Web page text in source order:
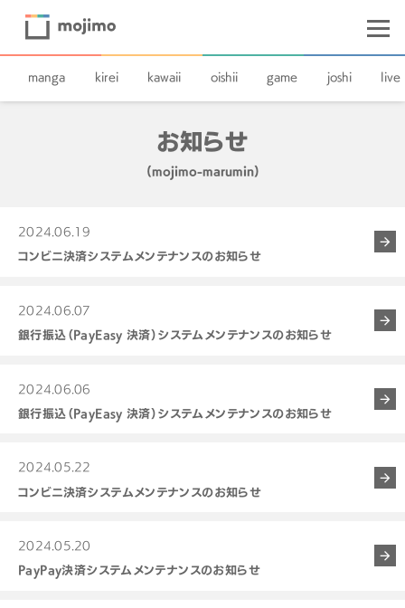
manga kirei kawaii oishii game joshi live
お知らせ
(mojimo-marumin)
2024.06.19
コンビニ決済システムメンテナンスのお知らせ
2024.06.07
銀行振込（PayEasy 決済）システムメンテナンスのお知らせ
2024.06.06
銀行振込（PayEasy 決済）システムメンテナンスのお知らせ
2024.05.22
コンビニ決済システムメンテナンスのお知らせ
2024.05.20
PayPay決済システムメンテナンスのお知らせ